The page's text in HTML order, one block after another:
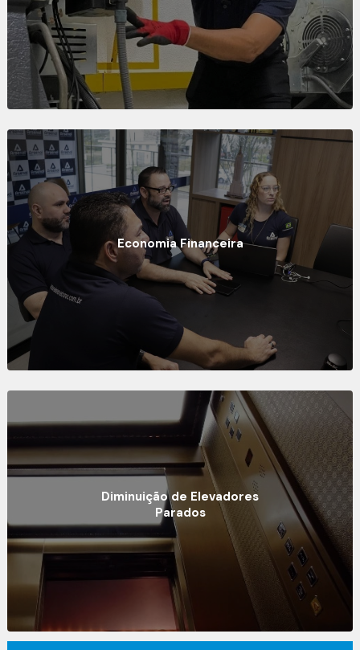
Economia Financeira
Diminuição de Elevadores
Parados